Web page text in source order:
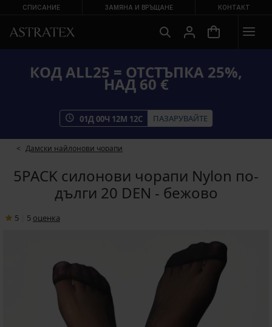
СПИСАНИЕ ЗАМЯНА И ВРЪЩАНЕ КОНТАКТ
КОД ALL25 = ОТСТЪПКА 25%,
НАД 60 €
01Д00Ч 12М 11С ПАЗАРУВАЙТЕ
Дамски найлонови чорапи
5PACK силонови чорапи Nylon по-
дълги 20 DEN - бежово
5 5 oценка